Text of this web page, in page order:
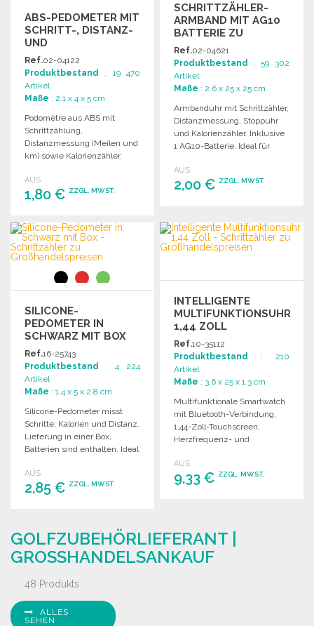
ABS-PEDOMETER MIT
SCHRITT-, DISTANZ-
UND
KALORIENANZEIGE
Ref.02-04122
Produktbestand : 19 470
Artikel
Maße : 2.1 x 4 x 5 cm
Podomètre aus ABS mit
Schrittzählung,
Distanzmessung (Meilen und
km) sowie Kalorienzähler.
AUS
1,80 € ZZGL. MWST.
BESTELLEN
Angebot anfordern
SCHRITTZÄHLER-
ARMBAND MIT AG10
BATTERIE ZU
GROSSHANDELSPREISEN
Ref.02-04621
Produktbestand : 59 302
Artikel
Maße : 2.6 x 25 x 25 cm
Armbanduhr mit Schrittzähler,
Distanzmessung, Stoppuhr
und Kalorienzähler. Inklusive
1 AG10-Batterie. Ideal für
AUS
2,00 € ZZGL. MWST.
Angebot anfordern
SILICONE-
PEDOMETER IN
SCHWARZ MIT BOX
Ref.16-25743
Produktbestand : 4 224
Artikel
Maße : 1.4 x 5 x 2.8 cm
Silicone-Pedometer misst
Schritte, Kalorien und Distanz.
Lieferung in einer Box,
Batterien sind enthalten. Ideal
AUS
2,85 € ZZGL. MWST.
Angebot anfordern
INTELLIGENTE
MULTIFUNKTIONSUHR
1,44 ZOLL
Ref.10-35112
Produktbestand : 210
Artikel
Maße : 3.6 x 25 x 1.3 cm
Multifunktionale Smartwatch
mit Bluetooth-Verbindung,
1,44-Zoll-Touchscreen,
Herzfrequenz- und
praktischen Funktionen.
AUS
9,33 € ZZGL. MWST.
Angebot anfordern
GOLFZUBEHÖRLIEFERANT |
GROSSHANDELSANKAUF
48 Produkts
ALLES
SEHEN